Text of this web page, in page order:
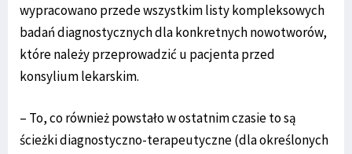
wypracowano przede wszystkim listy kompleksowych
badań diagnostycznych dla konkretnych nowotworów,
które należy przeprowadzić u pacjenta przed
konsylium lekarskim.
– To, co również powstało w ostatnim czasie to są
ścieżki diagnostyczno-terapeutyczne (dla określonych